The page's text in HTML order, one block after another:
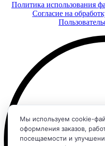
Политика использования
Согласие на
Мы используем cookie-
оформления заказов,
посещаемости и